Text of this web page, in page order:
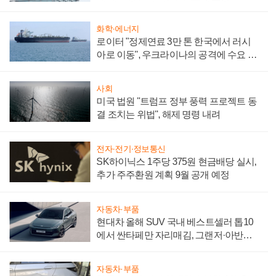
화학·에너지
로이터 "정제연료 3만 톤 한국에서 러시
아로 이동", 우크라이나의 공격에 수요 늘
사회
미국 법원 "트럼프 정부 풍력 프로젝트 동
결 조치는 위법", 해제 명령 내려
전자·전기·정보통신
SK하이닉스 1주당 375원 현금배당 실시,
추가 주주환원 계획 9월 공개 예정
자동차·부품
현대차 올해 SUV 국내 베스트셀러 톱10
에서 싼타페만 자리매김, 그랜저·아반떼
자동차·부품